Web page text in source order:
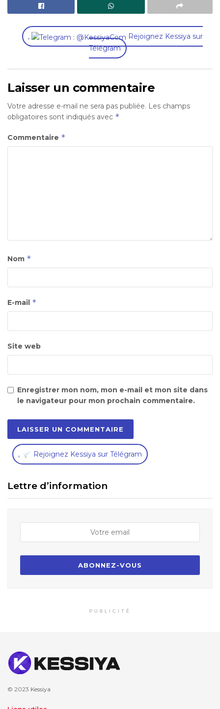
,
Rejoignez Kessiya sur
Télégram
Laisser un commentaire
Votre adresse e-mail ne sera pas publiée. Les champs
obligatoires sont indiqués avec *
Commentaire *
Nom *
E-mail *
Site web
Enregistrer mon nom, mon e-mail et mon site dans
le navigateur pour mon prochain commentaire.
, Rejoignez Kessiya sur Télégram
Lettre d’information
PUBLICITÉ
© 2023 Kessiya